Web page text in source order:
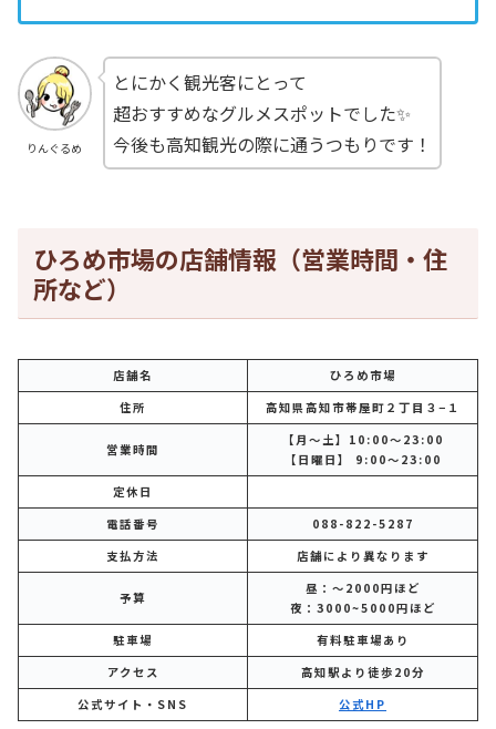
りんぐるめ
とにかく観光客にとって
超おすすめなグルメスポットでした✨
今後も高知観光の際に通うつもりです！
ひろめ市場の店舗情報（営業時間・住
所など）
店舗名
ひろめ市場
住所
高知県高知市帯屋町２丁目３−１
営業時間
【月～土】10:00～23:00
【日曜日】 9:00～23:00
定休日
電話番号
088-822-5287
支払方法
店舗により異なります
予算
昼：～2000円ほど
夜：3000~5000円ほど
駐車場
有料駐車場あり
アクセス
高知駅より徒歩20分
公式サイト・SNS
公式HP